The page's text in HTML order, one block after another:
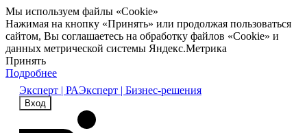
Мы используем файлы «Cookie»
Нажимая на кнопку «Принять» или продолжая пользоваться
сайтом, Вы соглашаетесь на обработку файлов «Cookie» и
данных метрической системы Яндекс.Метрика
Принять
Подробнее
Эксперт | РАЭксперт | Бизнес-решения
Вход